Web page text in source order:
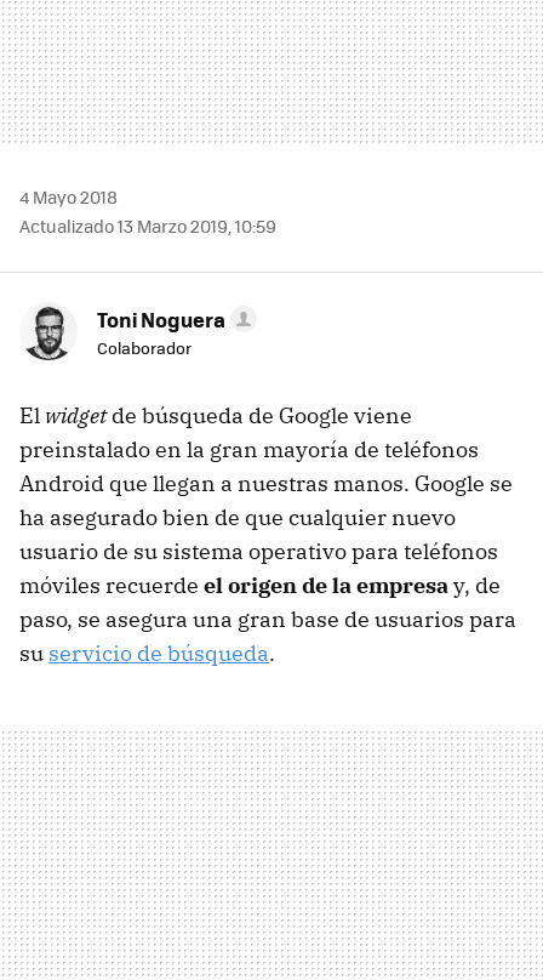
4 Mayo 2018
Actualizado 13 Marzo 2019, 10:59
Toni Noguera
Colaborador
El widgetde búsqueda de Google viene
preinstalado en la gran mayoría de teléfonos
Android que llegan a nuestras manos. Google se
ha asegurado bien de que cualquier nuevo
usuario de su sistema operativo para teléfonos
móviles recuerde el origen de la empresay, de
paso, se asegura una gran base de usuarios para
su servicio de búsqueda.